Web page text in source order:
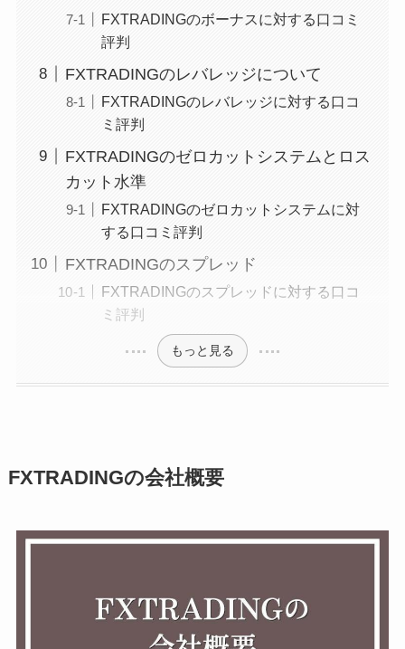
FXTRADINGのボーナスに対する口コミ
評判
FXTRADINGのレバレッジについて
FXTRADINGのレバレッジに対する口コ
ミ評判
FXTRADINGのゼロカットシステムとロス
カット水準
FXTRADINGのゼロカットシステムに対
する口コミ評判
FXTRADINGのスプレッド
FXTRADINGのスプレッドに対する口コ
ミ評判
もっと見る
FXTRADINGの会社概要